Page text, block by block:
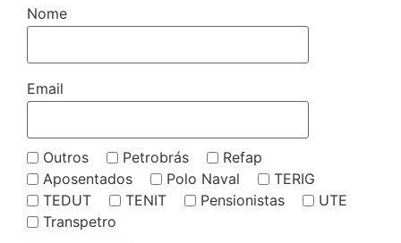
Nome
Email
Outros Petrobrás
Refap
Aposentados
Polo Naval
TERIG
TEDUT
TENIT Pensionistas
UTE
Transpetro